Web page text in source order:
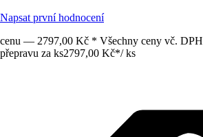
Napsat první hodnocení
cenu — 2797,00 Kč * Všechny ceny vč. DPH
přepravu za ks2797,00 Kč*/ ks